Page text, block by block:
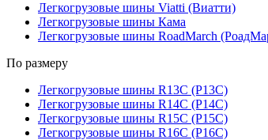
Легкогрузовые шины Viatti (Виатти)
Легкогрузовые шины Кама
Легкогрузовые шины RoadMarch
По размеру
Легкогрузовые шины R13C (Р13С)
Легкогрузовые шины R14C (Р14С)
Легкогрузовые шины R15C (Р15С)
Легкогрузовые шины R16C (Р16С)